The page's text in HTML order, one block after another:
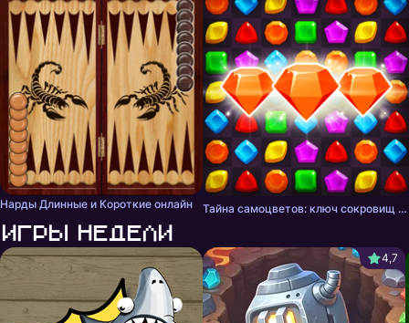
Нарды Длинные и Короткие онлайн Тайна самоцветов: ключ сокровищ - три в ряд
Игры недели
4,7